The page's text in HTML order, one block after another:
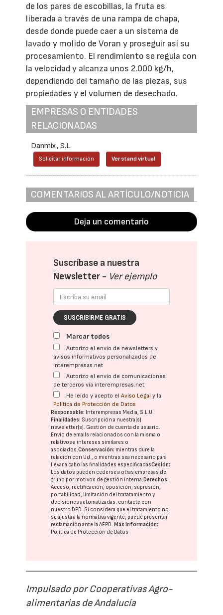
de los pares de escobillas, la fruta es
liberada a través de una rampa de chapa,
desde donde puede caer a un sistema de
lavado y molido de Voran y proseguir así su
procesamiento. El rendimiento se regula con
la velocidad y alcanza unos 2.000 kg/h,
dependiendo del tamaño de las piezas, sus
propiedades y el volumen de desechado.
EMPRESAS O ENTIDADES
RELACIONADAS
Danmix, S.L.
Solicitar información Ver stand virtual
COMENTARIOS AL ARTÍCULO/NOTICIA
Deja un comentario
Suscríbase a nuestra
Newsletter - Ver ejemplo
SUSCRIBIRME GRATIS
Marcar todos
Autorizo el envío de newsletters y
avisos informativos personalizados de
interempresas.net
Autorizo el envío de comunicaciones
de terceros vía interempresas.net
He leído y acepto elAviso Legal y la
Política de Protección de Datos
Responsable: Interempresas Media, S.L.U.
Finalidades: Suscripción a nuestra(s)
newsletter(s). Gestión de cuenta de usuario.
Envío de emails relacionados con la misma o
relativos a intereses similares o
asociados.Conservación: mientras dure la
relación con Ud., o mientras sea necesario para
llevar a cabo las finalidades especificadasCesión:
Los datos pueden cederse a otras empresas del
grupo por motivos de gestión interna. Derechos:
Acceso, rectificación, oposición, supresión,
portabilidad, limitación del tratatamiento y
decisiones automatizadas: contacte con
nuestro DPD. Si considera que el tratamiento no
se ajusta a la normativa vigente, puede presentar
reclamación ante laAEPD. Más información:
Política de Protección de Datos
Impulsado por Cooperativas Agro-
alimentarias de Andalucía